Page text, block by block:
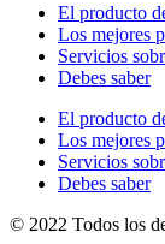
El producto
Los mejores
Servicios
Debes saber
El producto
Los mejores
Servicios
Debes saber
© 2022 Todos los